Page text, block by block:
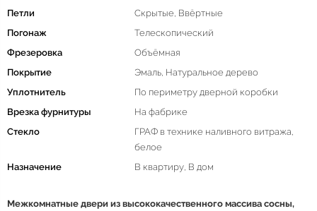
Петли
Скрытые, Ввёртные
Погонаж
Телескопический
Фрезеровка
Объёмная
Покрытие
Эмаль, Натуральное дерево
Уплотнитель
По периметру дверной коробки
Врезка фурнитуры
На фабрике
Стекло
ГРАФ в технике наливного витража,
белое
Назначение
В квартиру, В дом
Межкомнатные двери из высококачественного массива сосны,